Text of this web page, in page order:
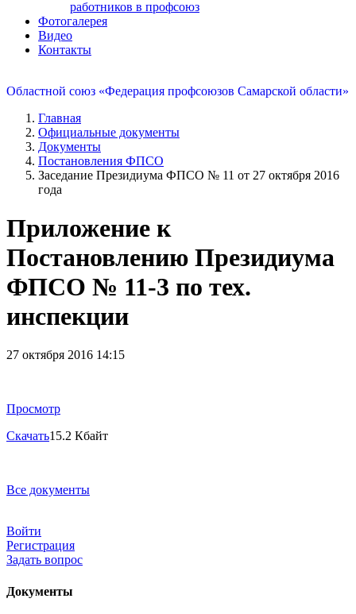
работников в профсоюз
Фотогалерея
Видео
Контакты
Областной союз «Федерация профсоюзов Самарской области»
Главная
Официальные документы
Документы
Постановления ФПСО
Заседание Президиума ФПСО № 11 от 27 октября 2016
года
Приложение к
Постановлению Президиума
ФПСО № 11-3 по тех.
инспекции
27 октября 2016 14:15
Просмотр
Скачать15.2 Кбайт
Все документы
Войти
Регистрация
Задать вопрос
Документы